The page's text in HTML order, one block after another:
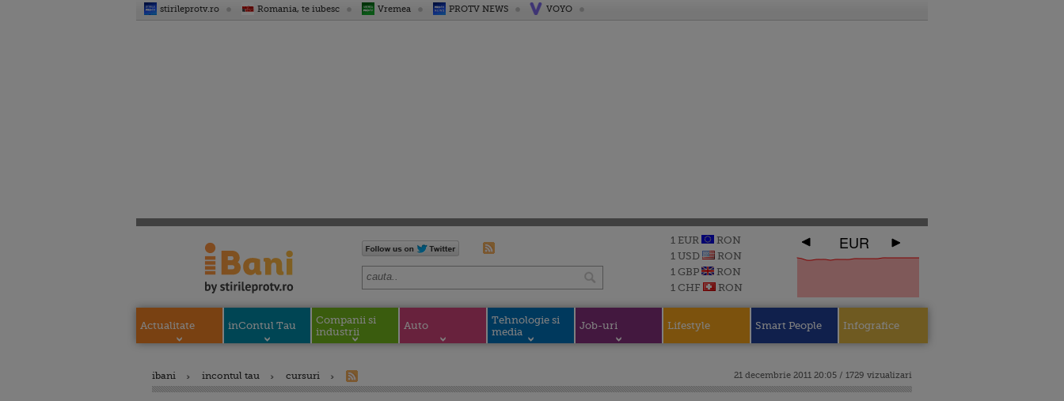
stirileprotv.ro Romania, te iubesc Vremea PROTV NEWS VOYO
1 EUR
RON
1 USD
RON
1 GBP
RON
1 CHF
RON
EUR
Actualitate inContul Tau
Companii si
industrii
Auto
Tehnologie si
media
Job-uri Lifestyle Smart People Infografice
ibani incontul tau cursuri 21 decembrie 2011 20:05 / 1729 vizualizari